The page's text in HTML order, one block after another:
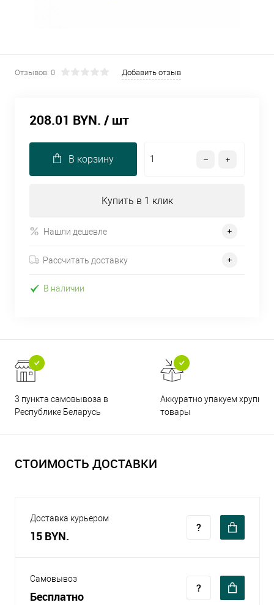
Отзывов: 0 Добавить отзыв
208.01 BYN. / шт
В корзину
Купить в 1 клик
Нашли дешевле
Рассчитать доставку
В наличии
3 пункта самовывоза в
Республике Беларусь
Аккуратно упакуем хрупкие
товары
СТОИМОСТЬ ДОСТАВКИ
Доставка курьером
15 BYN.
Самовывоз
Бесплатно